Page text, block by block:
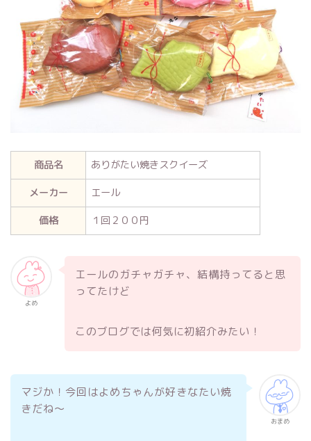
商品名
ありがたい焼きスクイーズ
メーカー
エール
価格
１回２００円
よめ
エールのガチャガチャ、結構持ってると思
ってたけど
このブログでは何気に初紹介みたい！
おまめ
マジか！今回はよめちゃんが好きなたい焼
きだね～